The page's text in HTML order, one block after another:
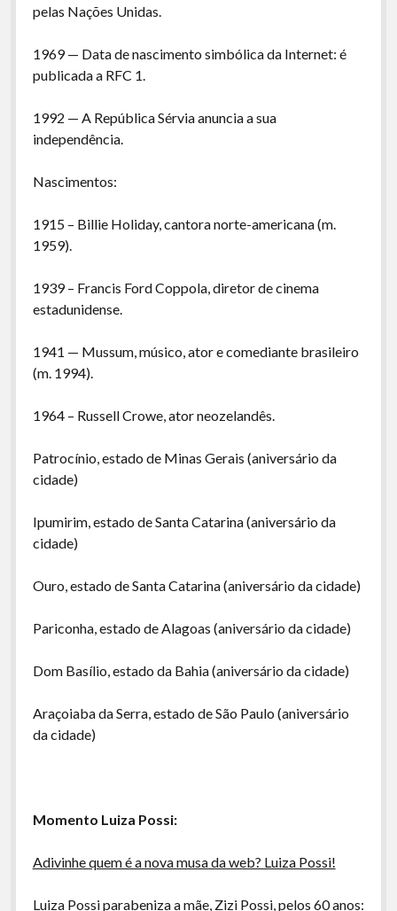
pelas Nações Unidas.
1969 — Data de nascimento simbólica da Internet: é
publicada a RFC 1.
1992 — A República Sérvia anuncia a sua
independência.
Nascimentos:
1915 – Billie Holiday, cantora norte-americana (m.
1959).
1939 – Francis Ford Coppola, diretor de cinema
estadunidense.
1941 — Mussum, músico, ator e comediante brasileiro
(m. 1994).
1964 – Russell Crowe, ator neozelandês.
Patrocínio, estado de Minas Gerais (aniversário da
cidade)
Ipumirim, estado de Santa Catarina (aniversário da
cidade)
Ouro, estado de Santa Catarina (aniversário da cidade)
Pariconha, estado de Alagoas (aniversário da cidade)
Dom Basílio, estado da Bahia (aniversário da cidade)
Araçoiaba da Serra, estado de São Paulo (aniversário
da cidade)
Momento Luiza Possi:
Adivinhe quem é a nova musa da web? Luiza Possi!
Luiza Possi parabeniza a mãe, Zizi Possi, pelos 60 anos: